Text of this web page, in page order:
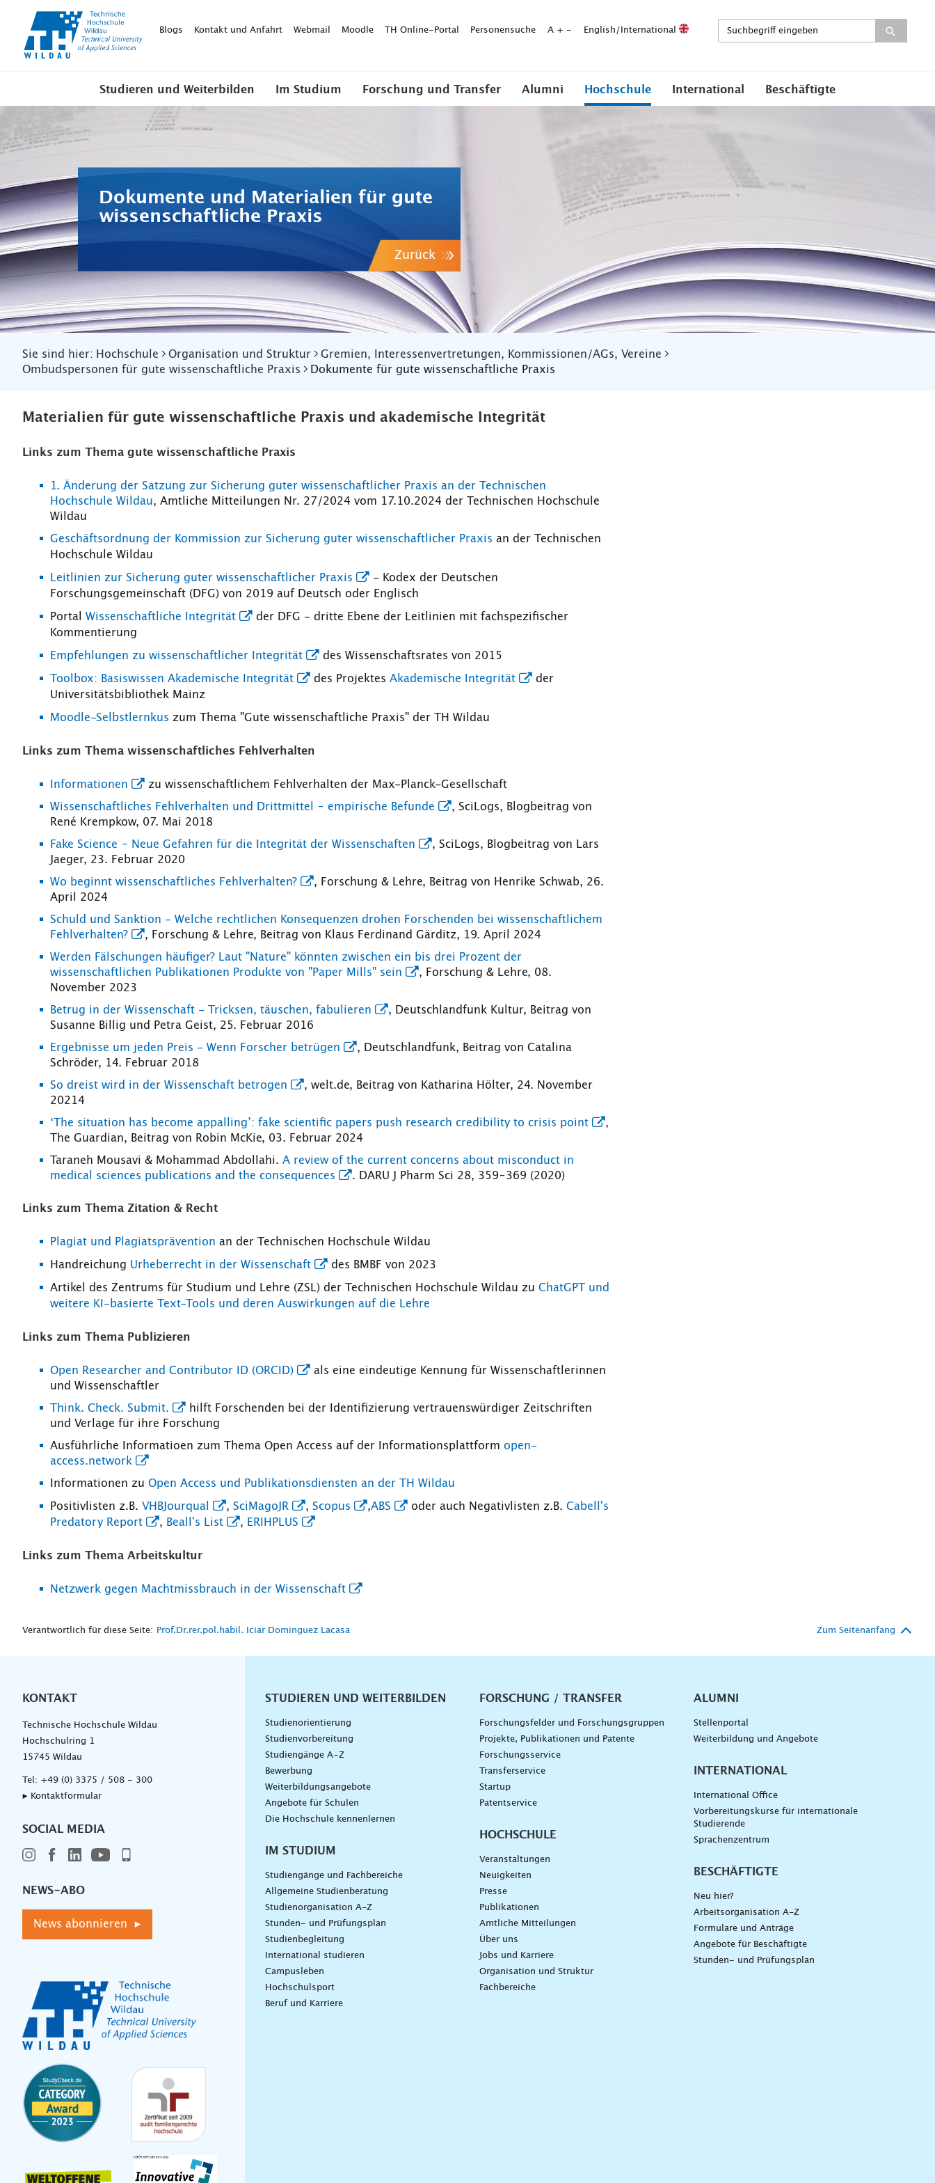
WildauBlogs Kontakt und Anfahrt Webmail Moodle TH Online-Portal Personensuche A + - English/International
Studieren und Weiterbilden Im Studium Forschung und Transfer Alumni Hochschule International Beschäftigte
Dokumente und Materialien für gute
wissenschaftliche Praxis
Zurück
Sie sind hier: Hochschule Organisation und Struktur
Gremien, Interessenvertretungen, Kommissionen/AGs, Vereine
Ombudspersonen für gute wissenschaftliche Praxis
Dokumente für gute wissenschaftliche Praxis
Materialien für gute wissenschaftliche Praxis und akademische Integrität
Links zum Thema gute wissenschaftliche Praxis
1. Änderung der Satzung zur Sicherung guter wissenschaftlicher Praxis an der Technischen
Hochschule Wildau, Amtliche Mitteilungen Nr. 27/2024 vom 17.10.2024 der Technischen Hochschule
Wildau
Geschäftsordnung der Kommission zur Sicherung guter wissenschaftlicher Praxis an der Technischen
Hochschule Wildau
Leitlinien zur Sicherung guter wissenschaftlicher Praxis
- Kodex der Deutschen
Forschungsgemeinschaft (DFG) von 2019 auf Deutsch oder Englisch
Portal Wissenschaftliche Integrität
der DFG - dritte Ebene der Leitlinien mit fachspezifischer
Kommentierung
Empfehlungen zu wissenschaftlicher Integrität des Wissenschaftsrates von 2015
Toolbox: Basiswissen Akademische Integrität des Projektes Akademische Integrität
der
Universitätsbibliothek Mainz
Moodle-Selbstlernkus zum Thema "Gute wissenschaftliche Praxis" der TH Wildau
Links zum Thema wissenschaftliches Fehlverhalten
Informationen
zu wissenschaftlichem Fehlverhalten der Max-Planck-Gesellschaft
Wissenschaftliches Fehlverhalten und Drittmittel – empirische Befunde
, SciLogs, Blogbeitrag von
René Krempkow, 07. Mai 2018
Fake Science – Neue Gefahren für die Integrität der Wissenschaften
, SciLogs, Blogbeitrag von Lars
Jaeger, 23. Februar 2020
Wo beginnt wissenschaftliches Fehlverhalten?
, Forschung & Lehre, Beitrag von Henrike Schwab, 26.
April 2024
Schuld und Sanktion - Welche rechtlichen Konsequenzen drohen Forschenden bei wissenschaftlichem
Fehlverhalten?
, Forschung & Lehre, Beitrag von Klaus Ferdinand Gärditz, 19. April 2024
Werden Fälschungen häufiger? Laut "Nature" könnten zwischen ein bis drei Prozent der
wissenschaftlichen Publikationen Produkte von "Paper Mills" sein
, Forschung & Lehre, 08.
November 2023
Betrug in der Wissenschaft - Tricksen, täuschen, fabulieren
, Deutschlandfunk Kultur, Beitrag von
Susanne Billig und Petra Geist, 25. Februar 2016
Ergebnisse um jeden Preis - Wenn Forscher betrügen
, Deutschlandfunk, Beitrag von Catalina
Schröder, 14. Februar 2018
So dreist wird in der Wissenschaft betrogen
, welt.de, Beitrag von Katharina Hölter, 24. November
20214
‘The situation has become appalling’: fake scientific papers push research credibility to crisis point
,
The Guardian, Beitrag von Robin McKie, 03. Februar 2024
Taraneh Mousavi & Mohammad Abdollahi. A review of the current concerns about misconduct in
medical sciences publications and the consequences
. DARU J Pharm Sci 28, 359–369 (2020)
Links zum Thema Zitation & Recht
Plagiat und Plagiatsprävention an der Technischen Hochschule Wildau
Handreichung Urheberrecht in der Wissenschaft des BMBF von 2023
Artikel des Zentrums für Studium und Lehre (ZSL) der Technischen Hochschule Wildau zu ChatGPT und
weitere KI-basierte Text-Tools und deren Auswirkungen auf die Lehre
Links zum Thema Publizieren
Open Researcher and Contributor ID (ORCID)
als eine eindeutige Kennung für Wissenschaftlerinnen
und Wissenschaftler
Think. Check. Submit.
hilft Forschenden bei der Identifizierung vertrauenswürdiger Zeitschriften
und Verlage für ihre Forschung
Ausführliche Informatioen zum Thema Open Access auf der Informationsplattform open-
access.network
Informationen zu Open Access und Publikationsdiensten an der TH Wildau
Positivlisten z.B. VHBJourqual , SciMagoJR , Scopus ,ABS oder auch Negativlisten z.B. Cabell's
Predatory Report
, Beall's List , ERIHPLUS
Links zum Thema Arbeitskultur
Netzwerk gegen Machtmissbrauch in der Wissenschaft
Verantwortlich für diese Seite: Prof.Dr.rer.pol.habil. Iciar Dominguez Lacasa Zum Seitenanfang
KONTAKT
Technische Hochschule Wildau
Hochschulring 1
15745 Wildau
Tel: +49 (0) 3375 / 508 - 300
▸ Kontaktformular
SOCIAL MEDIA
NEWS-ABO
News abonnieren ▸
Unternavigation
STUDIEREN UND WEITERBILDEN
Studienorientierung
Studienvorbereitung
Studiengänge A–Z
Bewerbung
Weiterbildungsangebote
Angebote für Schulen
Die Hochschule kennenlernen
IM STUDIUM
Studiengänge und Fachbereiche
Allgemeine Studienberatung
Studienorganisation A-Z
Stunden- und Prüfungsplan
Studienbegleitung
International studieren
Campusleben
Hochschulsport
Beruf und Karriere
FORSCHUNG / TRANSFER
Forschungsfelder und Forschungsgruppen
Projekte, Publikationen und Patente
Forschungsservice
Transferservice
Startup
Patentservice
HOCHSCHULE
Veranstaltungen
Neuigkeiten
Presse
Publikationen
Amtliche Mitteilungen
Über uns
Jobs und Karriere
Organisation und Struktur
Fachbereiche
ALUMNI
Stellenportal
Weiterbildung und Angebote
INTERNATIONAL
International Office
Vorbereitungskurse für internationale
Studierende
Sprachenzentrum
BESCHÄFTIGTE
Neu hier?
Arbeitsorganisation A-Z
Formulare und Anträge
Angebote für Beschäftigte
Stunden- und Prüfungsplan